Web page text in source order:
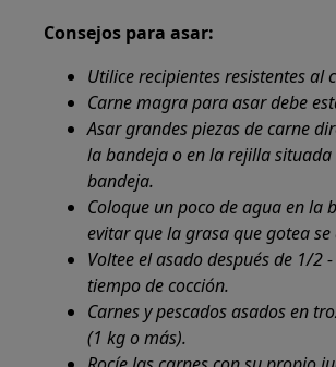
Consejos para asar:
Utilice recipientes resistentes al
Carne magra para asar debe
Asar grandes piezas de carne
la bandeja o en la rejilla
bandeja.
Coloque un poco de agua en la
evitar que la grasa que gotea se
Voltee el asado después de 1/2
tiempo de cocción.
Carnes y pescados asados en
(1 kg o más).